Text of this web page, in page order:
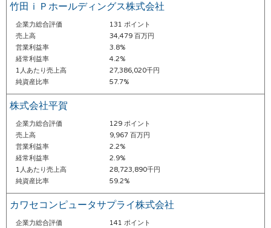
竹田ｉＰホールディングス株式会社
企業力総合評価
131 ポイント
売上高
34,479 百万円
営業利益率
3.8%
経常利益率
4.2%
1人あたり売上高
27,386,020千円
純資産比率
57.7%
株式会社平賀
企業力総合評価
129 ポイント
売上高
9,967 百万円
営業利益率
2.2%
経常利益率
2.9%
1人あたり売上高
28,723,890千円
純資産比率
59.2%
カワセコンピュータサプライ株式会社
企業力総合評価
141 ポイント